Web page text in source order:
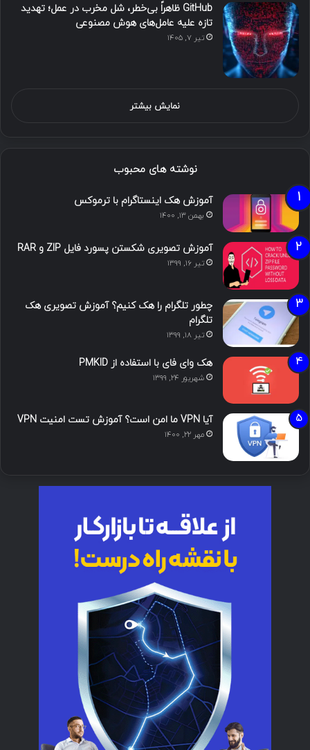
GitHub ظاهراً بی‌خطر، شل مخرب در عمل؛ تهدید
تازه علیه عامل‌های هوش مصنوعی
تیر ۷, ۱۴۰۵
نمایش بیشتر
نوشته های محبوب
آموزش هک اینستاگرام با ترموکس
بهمن ۱۳, ۱۴۰۰
آموزش تصویری شکستن پسورد فایل ZIP و RAR
تیر ۱۶, ۱۳۹۹
چطور تلگرام را هک کنیم؟ آموزش تصویری هک
تلگرام
تیر ۱۸, ۱۳۹۹
هک وای فای با استفاده از PMKID
شهریور ۲۴, ۱۳۹۹
آیا VPN ما امن است؟ آموزش تست امنیت VPN
مهر ۲۲, ۱۴۰۰